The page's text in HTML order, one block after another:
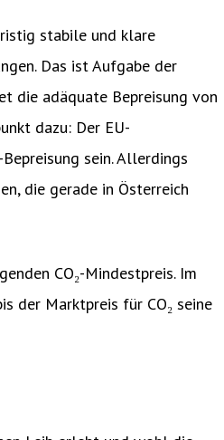
stabile und klare
Das ist Aufgabe der
die adäquate Bepreisung von
dazu: Der EU-
sein. Allerdings
die gerade in Österreich
CO₂-Mindestpreis. Im
der Marktpreis für CO₂ seine